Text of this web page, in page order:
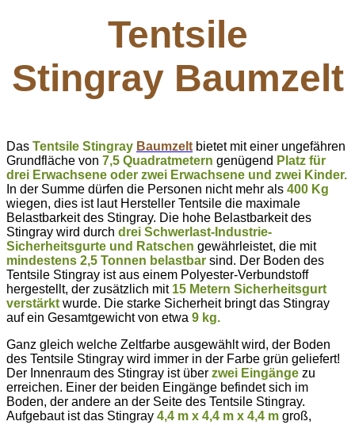
Tentsile
Stingray Baumzelt
Das Tentsile Stingray Baumzelt bietet mit einer ungefähren
Grundfläche von 7,5 Quadratmetern genügend Platz für
drei Erwachsene oder zwei Erwachsene und zwei Kinder.
In der Summe dürfen die Personen nicht mehr als 400 Kg
wiegen, dies ist laut Hersteller Tentsile die maximale
Belastbarkeit des Stingray. Die hohe Belastbarkeit des
Stingray wird durch drei Schwerlast-Industrie-
Sicherheitsgurte und Ratschen gewährleistet, die mit
mindestens 2,5 Tonnen belastbar sind. Der Boden des
Tentsile Stingray ist aus einem Polyester-Verbundstoff
hergestellt, der zusätzlich mit 15 Metern Sicherheitsgurt
verstärkt wurde. Die starke Sicherheit bringt das Stingray
auf ein Gesamtgewicht von etwa 9 kg.
Ganz gleich welche Zeltfarbe ausgewählt wird, der Boden
des Tentsile Stingray wird immer in der Farbe grün geliefert!
Der Innenraum des Stingray ist über zwei Eingänge zu
erreichen. Einer der beiden Eingänge befindet sich im
Boden, der andere an der Seite des Tentsile Stingray.
Aufgebaut ist das Stingray 4,4 m x 4,4 m x 4,4 m groß,